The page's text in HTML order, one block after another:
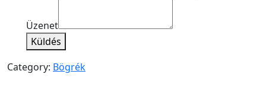
Üzenet
Küldés
Category: Bögrék